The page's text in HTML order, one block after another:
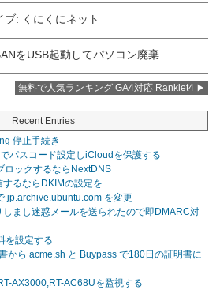
: くにくにネット
をUSB起動してパソコン廃棄
無料で人気ランキング GA4対応 Ranklet4
Recent Entries
停止手続き
パスコード設定しiCloudを保護する
ロックするならNextDNS
るならDKIMの設定を
jp.archive.ubuntu.com を変更
まし迷惑メールを送られたので即DMARC対
を設定する
から acme.sh と Buypass で180日の証明書に
AX3000,RT-AC68Uを監視する